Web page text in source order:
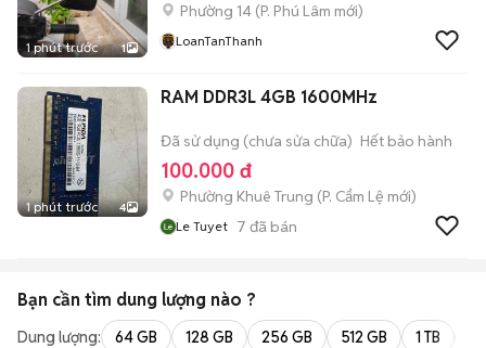
1 phút trước 1
Phường 14 (P. Phú Lâm mới)
LoanTanThanh
1 phút trước 4
RAM DDR3L 4GB 1600MHz
Đã sử dụng (chưa sửa chữa) Hết bảo hành
100.000 đ
Phường Khuê Trung (P. Cẩm Lệ mới)
Le Tuyet 7 đã bán
Bạn cần tìm dung lượng nào ?
Dung lượng: 64 GB 128 GB 256 GB 512 GB 1 TB